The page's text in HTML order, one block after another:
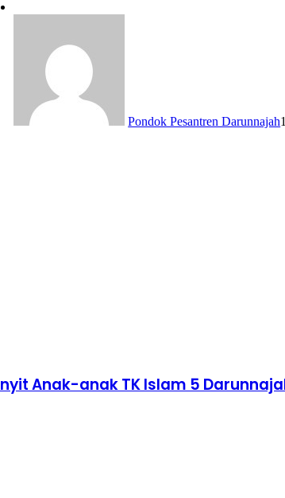
Pondok Pesantren Darunnajah
Anak-anak TK Islam 5